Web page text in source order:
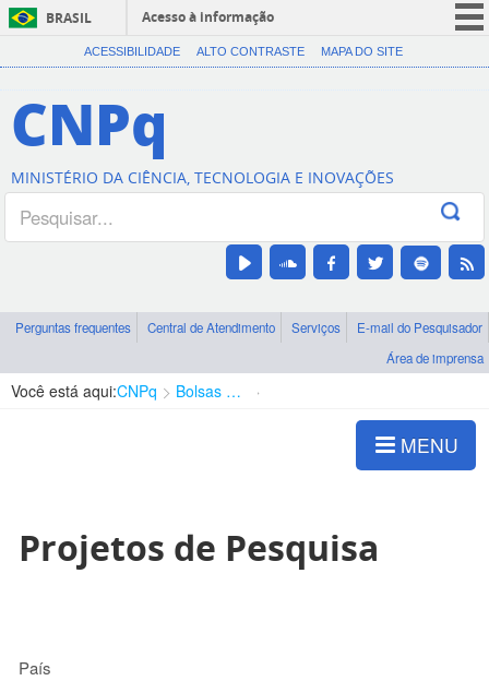
BRASIL
Acesso à informação
CORONAVÍRUS (COVID-19)
Canais
ACESSIBILIDADE ALTO CONTRASTE MAPA DO SITE
CNPq
MINISTÉRIO DA CIÊNCIA, TECNOLOGIA E INOVAÇÕES
Perguntas frequentes Central de Atendimento Serviços
E-mail do Pesquisador
Área de imprensa
Você está aqui:CNPq Bolsas e Auxílios Vigentes
MENU
Projetos de Pesquisa
País